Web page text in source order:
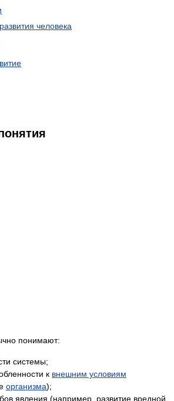
человека
понимают:
системы;
к внешним условиям
организма);
явления (например, развитие вредной